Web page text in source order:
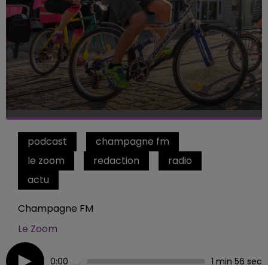
podcast
champagne fm
le zoom
redaction
radio
actu
Champagne FM
Le Zoom
0:00 1 min 56 sec